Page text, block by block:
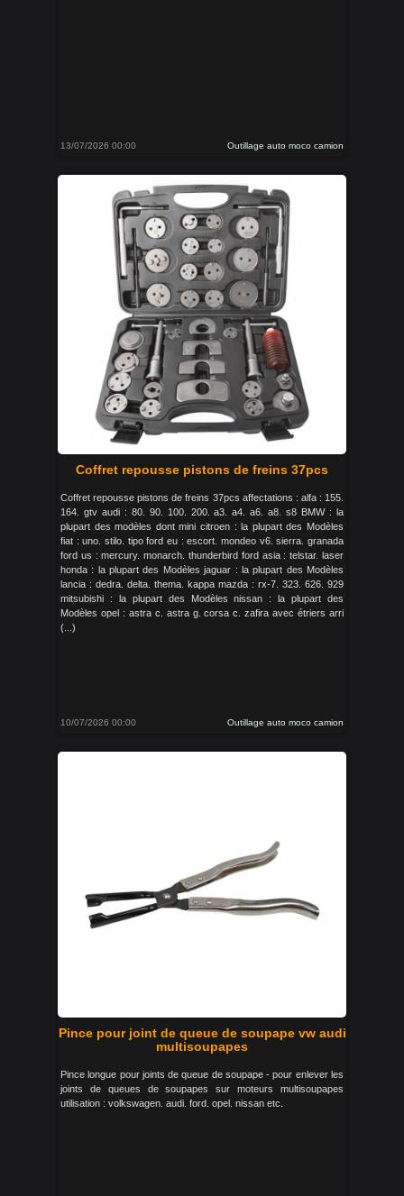
13/07/2026 00:00 Outillage auto moco camion
Coffret repousse pistons de freins 37pcs
Coffret repousse pistons de freins 37pcs affectations : alfa : 155.
164. gtv audi : 80. 90. 100. 200. a3. a4. a6. a8. s8 BMW : la
plupart des modèles dont mini citroen : la plupart des Modèles
fiat : uno. stilo. tipo ford eu : escort. mondeo v6. sierra. granada
ford us : mercury. monarch. thunderbird ford asia : telstar. laser
honda : la plupart des Modèles jaguar : la plupart des Modèles
lancia : dedra. delta. thema. kappa mazda : rx-7. 323. 626. 929
mitsubishi : la plupart des Modèles nissan : la plupart des
Modèles opel : astra c. astra g. corsa c. zafira avec étriers arri
(...)
10/07/2026 00:00 Outillage auto moco camion
Pince pour joint de queue de soupape vw audi
multisoupapes
Pince longue pour joints de queue de soupape - pour enlever les
joints de queues de soupapes sur moteurs multisoupapes
utilisation : volkswagen. audi. ford. opel. nissan etc.